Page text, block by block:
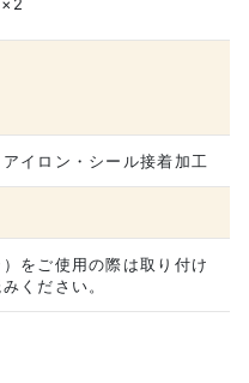
イロン・シール接着加工
をご使用の際は取り付け
ください。